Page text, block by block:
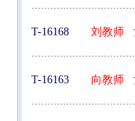
T-16168 刘教师
T-16163 向教师